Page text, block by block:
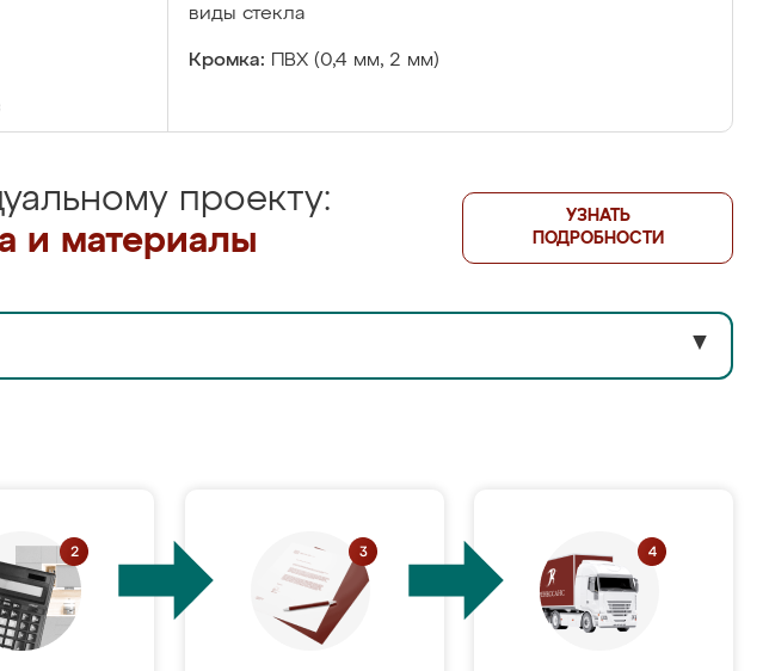
виды стекла
Кромка: ПВХ (0,4 мм, 2 мм)
проекту:
и материалы
УЗНАТЬ
ПОДРОБНОСТИ
▼